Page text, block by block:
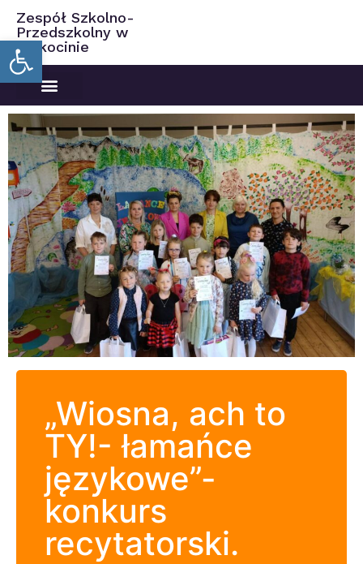
Open toolbar
Zespół Szkolno-
Przedszkolny w
Ciekocinie
„Wiosna, ach to
TY!- łamańce
językowe”-
konkurs
recytatorski.